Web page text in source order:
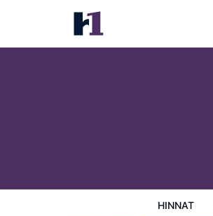
HINNAT
Hotel Madlein
Hinnat